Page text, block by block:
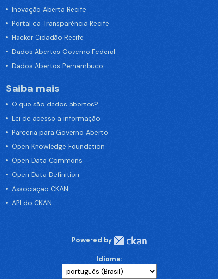
Inovação Aberta Recife
Portal da Transparência Recife
Hacker Cidadão Recife
Dados Abertos Governo Federal
Dados Abertos Pernambuco
Saiba mais
O que são dados abertos?
Lei de acesso a informação
Parceria para Governo Aberto
Open Knowledge Foundation
Open Data Commons
Open Data Definition
Associação CKAN
API do CKAN
Powered by
Idioma